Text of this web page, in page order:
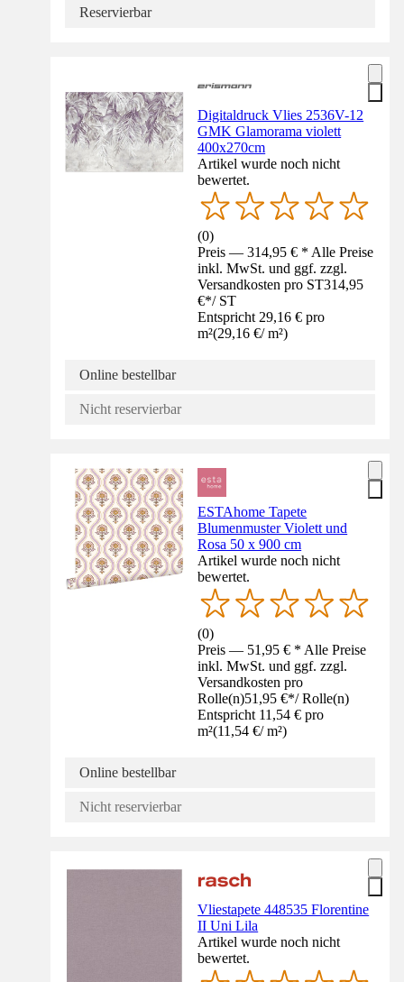
Reservierbar
Digitaldruck Vlies 2536V-12
GMK Glamorama violett
400x270cm
Artikel wurde noch nicht
bewertet.
(0)
Preis — 314,95 € * Alle Preise
inkl. MwSt. und ggf. zzgl.
Versandkosten pro ST314,95
€*/ ST
Entspricht 29,16 € pro
m²(29,16 €/ m²)
Online bestellbar
Nicht reservierbar
ESTAhome Tapete
Blumenmuster Violett und
Rosa 50 x 900 cm
Artikel wurde noch nicht
bewertet.
(0)
Preis — 51,95 € * Alle Preise
inkl. MwSt. und ggf. zzgl.
Versandkosten pro
Rolle(n)51,95 €*/ Rolle(n)
Entspricht 11,54 € pro
m²(11,54 €/ m²)
Online bestellbar
Nicht reservierbar
Vliestapete 448535 Florentine
II Uni Lila
Artikel wurde noch nicht
bewertet.